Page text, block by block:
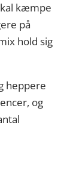
kæmpe
på
hold sig
heppere
og